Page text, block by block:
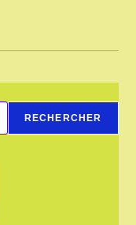
RECHERCHER